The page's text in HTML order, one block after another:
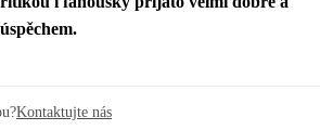
Kontaktujte nás